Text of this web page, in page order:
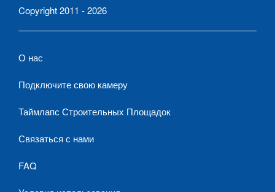
Copyright 2011 - 2026
О нас
Подключите свою камеру
Таймлапс Строительных Площадок
Связаться с нами
FAQ